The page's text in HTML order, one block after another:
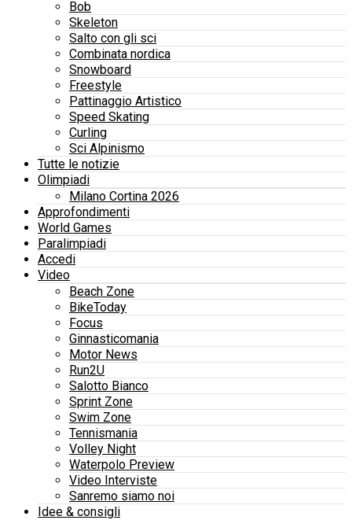
Bob
Skeleton
Salto con gli sci
Combinata nordica
Snowboard
Freestyle
Pattinaggio Artistico
Speed Skating
Curling
Sci Alpinismo
Tutte le notizie
Olimpiadi
Milano Cortina 2026
Approfondimenti
World Games
Paralimpiadi
Accedi
Video
Beach Zone
BikeToday
Focus
Ginnasticomania
Motor News
Run2U
Salotto Bianco
Sprint Zone
Swim Zone
Tennismania
Volley Night
Waterpolo Preview
Video Interviste
Sanremo siamo noi
Idee & consigli